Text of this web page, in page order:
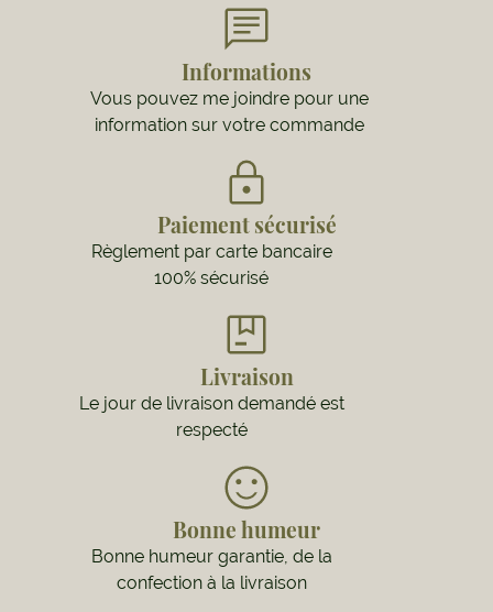
Informations
Vous pouvez me joindre pour une
information sur votre commande
Paiement sécurisé
Règlement par carte bancaire
100% sécurisé
Livraison
Le jour de livraison demandé est
respecté
Bonne humeur
Bonne humeur garantie, de la
confection à la livraison